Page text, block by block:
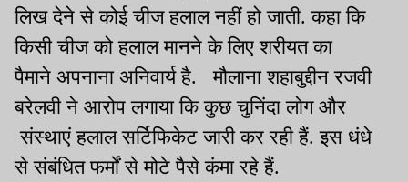
लिख देने से कोई चीज हलाल नहीं हो जाती. कहा कि
किसी चीज को हलाल मानने के लिए शरीयत का
पैमाने अपनाना अनिवार्य है. मौलाना शहाबुद्दीन रजवी
बरेलवी ने आरोप लगाया कि कुछ चुनिंदा लोग और
संस्थाएं हलाल सर्टिफिकेट जारी कर रही हैं. इस धंधे
से संबंधित फर्मों से मोटे पैसे कंमा रहे हैं.